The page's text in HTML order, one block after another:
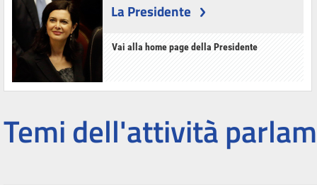
La Presidente
Vai alla home page della Presidente
Temi dell'attività